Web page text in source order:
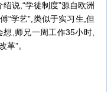
说,“学徒制度”源自欧洲
“学艺”,类似于实习生,但
想,师兄一周工作35小时,
”。